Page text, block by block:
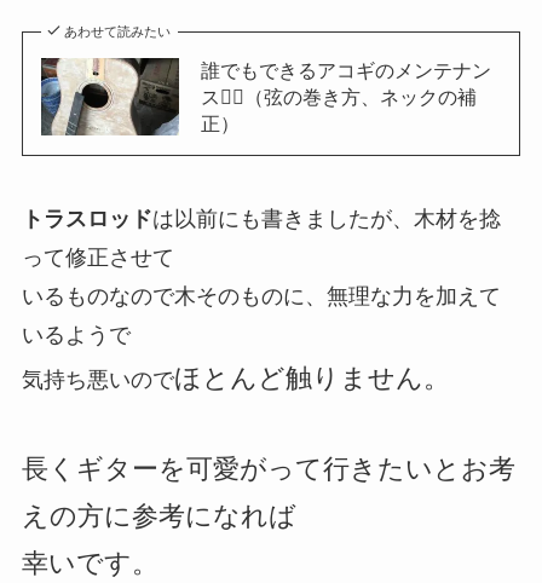
あわせて読みたい
誰でもできるアコギのメンテナン
ス２⃣（弦の巻き方、ネックの補
正）
トラスロッドは以前にも書きましたが、木材を捻
って修正させて
いるものなので木そのものに、無理な力を加えて
いるようで
気持ち悪いのでほとんど触りません。
長くギターを可愛がって行きたいとお考
えの方に参考になれば
幸いです。